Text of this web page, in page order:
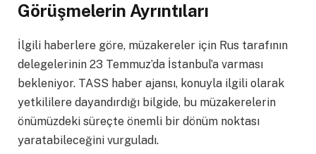
Görüşmelerin Ayrıntıları
İlgili haberlere göre, müzakereler için Rus tarafının
delegelerinin 23 Temmuz’da İstanbul’a varması
bekleniyor. TASS haber ajansı, konuyla ilgili olarak
yetkililere dayandırdığı bilgide, bu müzakerelerin
önümüzdeki süreçte önemli bir dönüm noktası
yaratabileceğini vurguladı.